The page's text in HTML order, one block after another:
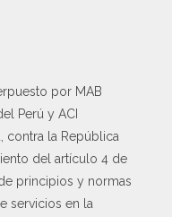
por MAB
Perú y ACI
contra la República
del artículo 4 de
principios y normas
servicios en la